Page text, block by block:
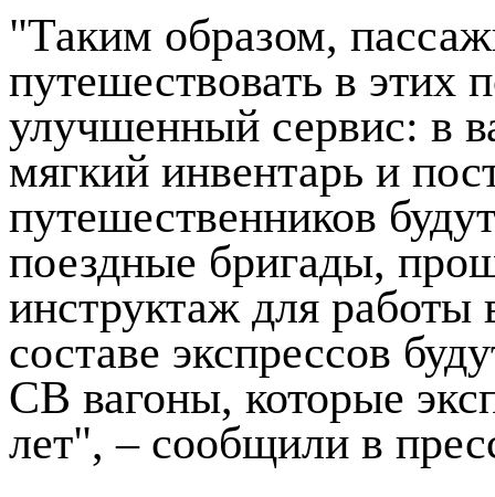
"Таким образом,
путешествовать в этих
улучшенный сервис: в
мягкий инвентарь и
путешественников
поездные бригады,
инструктаж для
составе экспрессов
СВ вагоны, которые
лет", – сообщили в